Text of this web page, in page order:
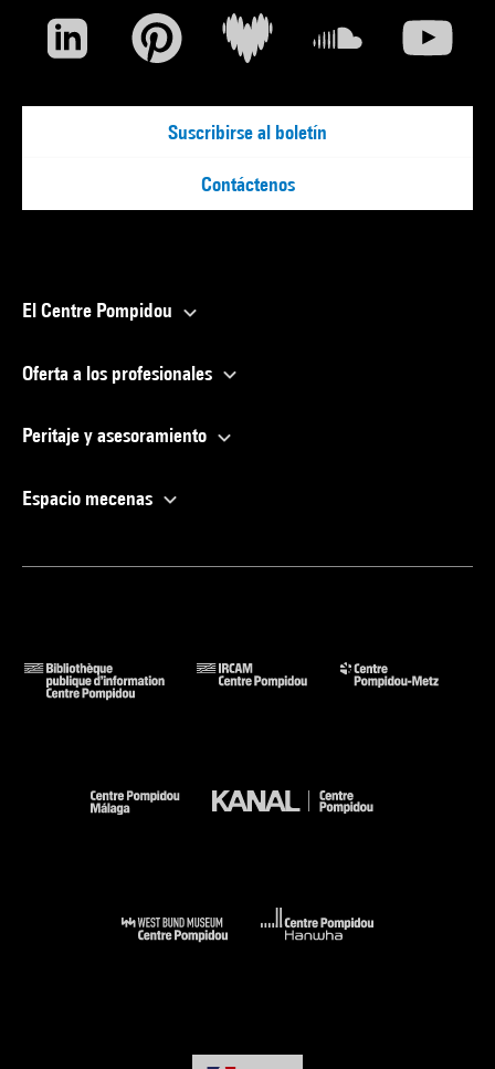
Suscribirse al boletín
Contáctenos
El Centre Pompidou
Oferta a los profesionales
Peritaje y asesoramiento
Espacio mecenas